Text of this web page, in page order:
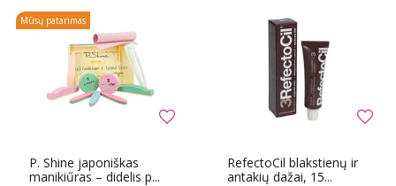
P. Shine japoniškas
manikiűras – didelis p...
Mūsų patarimas
RefectoCil blakstienų ir
antakių dažai, 15...